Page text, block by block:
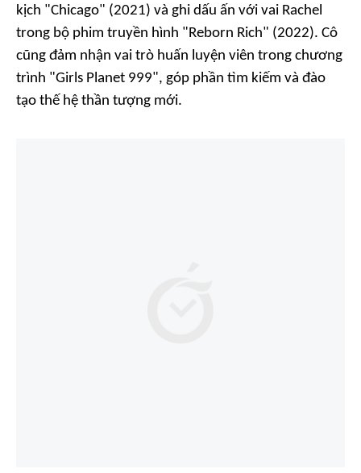
kịch "Chicago" (2021) và ghi dấu ấn với vai Rachel
trong bộ phim truyền hình "Reborn Rich" (2022). Cô
cũng đảm nhận vai trò huấn luyện viên trong chương
trình "Girls Planet 999", góp phần tìm kiếm và đào
tạo thế hệ thần tượng mới.